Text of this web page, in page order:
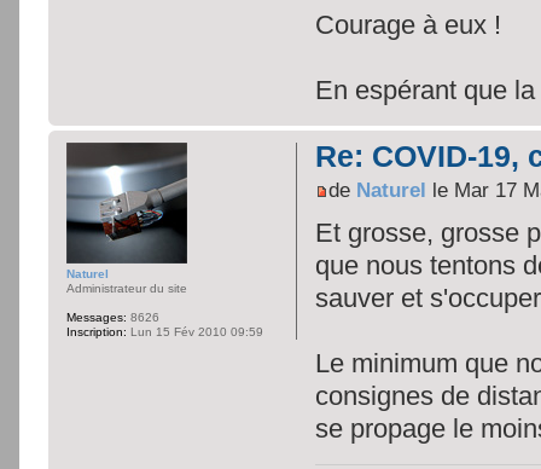
Courage à eux !
En espérant que
Re: COVID-19,
de Naturel le Mar 17
Et grosse, grosse
que nous tentons
sauver et
Le minimum que
consignes de
se propage le
Naturel
Administrateur du site
Messages: 8626
Inscription: Lun 15 Fév 2010 09:59